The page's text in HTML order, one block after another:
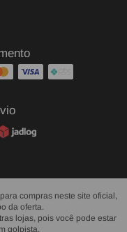
compras neste site oficial,
da oferta.
lojas, pois você pode estar
golpista.